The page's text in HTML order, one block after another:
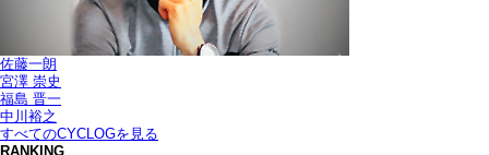
佐藤一朗
宮澤 崇史
福島 晋一
中川裕之
すべてのCYCLOGを見る
RANKING